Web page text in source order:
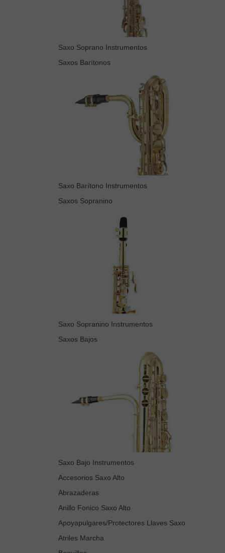
Saxo Soprano Instrumentos
Saxos Barítonos
Saxo Barítono Instrumentos
Saxos Sopranino
Saxo Sopranino Instrumentos
Saxos Bajos
Saxo Bajo Instrumentos
Accesorios Saxo Alto
Abrazaderas
Anillo Fonico Saxo Alto
Apoyapulgares/Protectores Llaves Saxo
Atriles Marcha